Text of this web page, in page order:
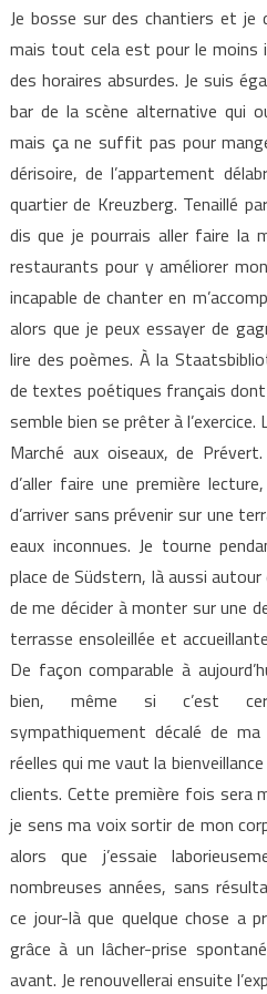
Je bosse sur des chantiers et je
mais tout cela est pour le moins
des horaires absurdes. Je suis
bar de la scène alternative qui
mais ça ne suffit pas pour
dérisoire, de l’appartement
quartier de Kreuzberg. Tenaillé
dis que je pourrais aller faire la
restaurants pour y améliorer
incapable de chanter en
alors que je peux essayer de
lire des poèmes. À la
de textes poétiques français
semble bien se prêter à l’exercice.
Marché aux oiseaux, de
d’aller faire une première
d’arriver sans prévenir sur une
eaux inconnues. Je tourne
place de Südstern, là aussi
de me décider à monter sur une
terrasse ensoleillée et
De façon comparable à
bien, même si c’est
sympathiquement décalé de
réelles qui me vaut la
clients. Cette première fois sera
je sens ma voix sortir de mon
alors que j’essaie
nombreuses années, sans
ce jour-là que quelque chose a
grâce à un lâcher-prise
avant. Je renouvellerai ensuite